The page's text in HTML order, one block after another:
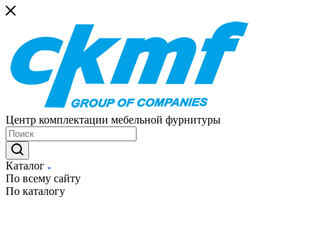
Центр комплектации мебельной фурнитуры
Каталог
По всему сайту
По каталогу